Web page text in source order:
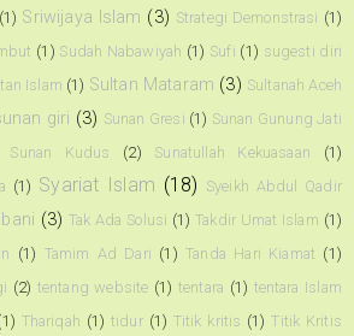
(1) Sriwijaya Islam (3) Strategi Demonstrasi (1)
(1) Sudah Nabawiyah (1) Sufi (1) sugesti diri
Islam (1) Sultan Mataram (3) Sultanah Aceh
giri (3) Sunan Gresi (1) Sunan Gunung Jati
Sunan Kudus (2) Sunatullah Kekuasaan
(1)
(1) Syariat Islam (18) Syeikh Abdul Qadir
(3) Tak Ada Solusi (1) Takdir Umat Islam (1)
(1) Tamim Ad Dari (1) Tanda Hari Kiamat (1)
(2) tentang website (1) tentara (1) tentara Islam
Thariqah (1) tidur (1) Titik kritis (1) Titik Kritis